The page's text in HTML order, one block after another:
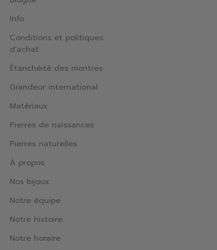
Info
Conditions et politiques
d'achat
Étanchéité des montres
Grandeur international
Matériaux
Pierres de naissances
Pierres naturelles
À propos
Nos bijoux
Notre équipe
Notre histoire
Notre horaire